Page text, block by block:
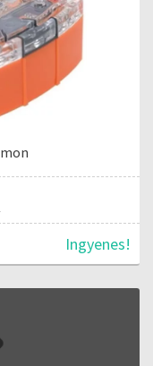
Ingyenes!